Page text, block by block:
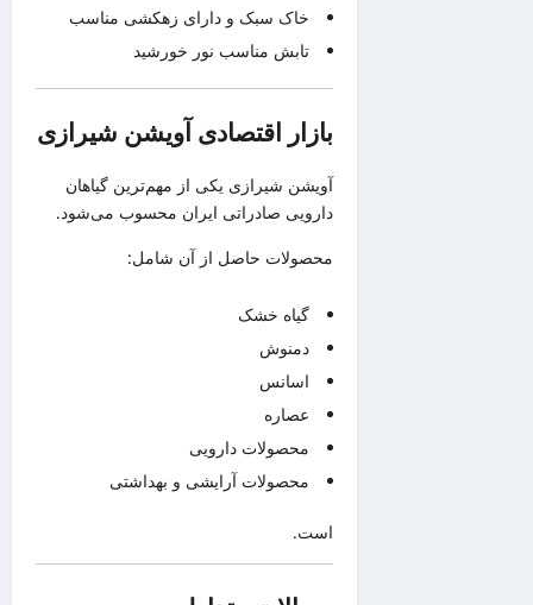
خاک سبک و دارای زهکشی مناسب
تابش مناسب نور خورشید
بازار اقتصادی آویشن شیرازی
آویشن شیرازی یکی از مهم‌ترین گیاهان
دارویی صادراتی ایران محسوب می‌شود.
محصولات حاصل از آن شامل:
گیاه خشک
دمنوش
اسانس
عصاره
محصولات دارویی
محصولات آرایشی و بهداشتی
است.